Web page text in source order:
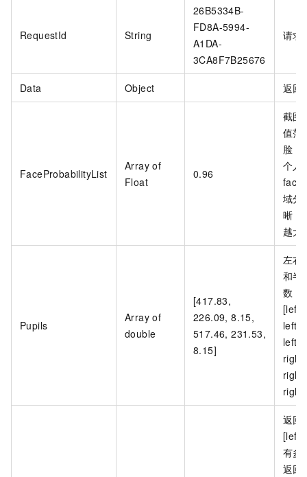
RequestId String
26B5334B-
FD8A-5994-
A1DA-
3CA8F7B25676
请求
Data Object 返回
FaceProbabilityList
Array of
Float
0.96
截图
值范
脸，
个人
域分
晰，
越大
Pupils
Array of
double
[417.83,
226.09, 8.15,
517.46, 231.53,
8.15]
左右
和半
数，
返回
[left,
有多
返回